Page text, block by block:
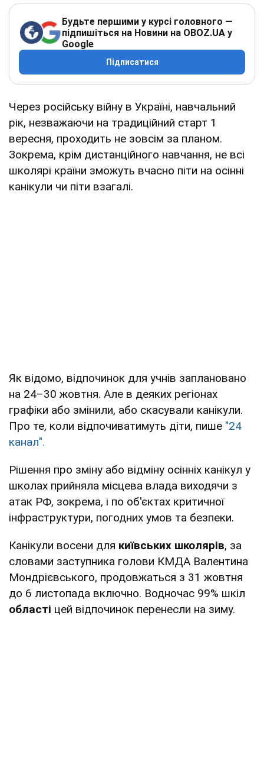
Будьте першими у курсі головного —
підпишіться на Новини на OBOZ.UA у
Google
Підписатися
Через російську війну в Україні, навчальний
рік, незважаючи на традиційний старт 1
вересня, проходить не зовсім за планом.
Зокрема, крім дистанційного навчання, не всі
школярі країни зможуть вчасно піти на осінні
канікули чи піти взагалі.
Як відомо, відпочинок для учнів заплановано
на 24–30 жовтня. Але в деяких регіонах
графіки або змінили, або скасували канікули.
Про те, коли відпочиватимуть діти, пише "24
канал".
Рішення про зміну або відміну осінніх канікул у
школах прийняла місцева влада виходячи з
атак РФ, зокрема, і по об'єктах критичної
інфраструктури, погодних умов та безпеки.
Канікули восени для київських школярів, за
словами заступника голови КМДА Валентина
Мондрієвського, продовжаться з 31 жовтня
до 6 листопада включно. Водночас 99% шкіл
області цей відпочинок перенесли на зиму.